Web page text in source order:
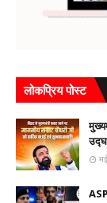
लोकप्रिय पोस्ट